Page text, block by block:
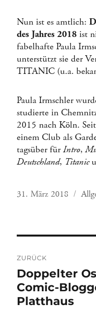
Nun ist es amtlich:
des Jahres 2018 ist
fabelhafte Paula
unterstützt sie der
TITANIC (u.a.
Paula Irmschler
studierte in
2015 nach Köln.
einem Club als
tagsüber fürIntro,
Deutschland, Titanic
Veröffentlicht
31. März 2018
ZURÜCK
Vorheriger
Beitrag:
Doppelter
Comic-
Platthaus